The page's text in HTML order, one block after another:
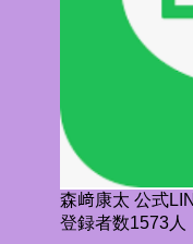
森﨑康太 公式
登録者数1573人